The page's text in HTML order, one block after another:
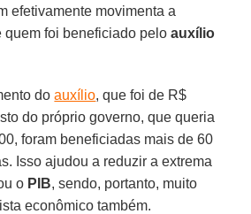
efetivamente movimenta a
quem foi beneficiado peloauxílio
doauxílio, que foi de R$
do próprio governo, que queria
foram beneficiadas mais de 60
Isso ajudou a reduzir a extrema
o PIB, sendo, portanto, muito
econômico também.